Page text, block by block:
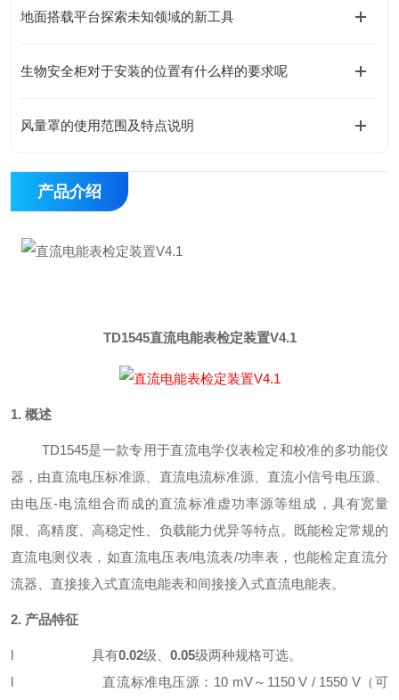
地面搭载平台探索未知领域的新工具
生物安全柜对于安装的位置有什么样的要求呢
风量罩的使用范围及特点说明
产品介绍
TD1545直流电能表检定装置V4.1
1. 概述
TD1545是一款专用于直流电学仪表检定和校准的多功能仪
器，由直流电压标准源、直流电流标准源、直流小信号电压源、
由电压-电流组合而成的直流标准虚功率源等组成，具有宽量
限、高精度、高稳定性、负载能力优异等特点。既能检定常规的
直流电测仪表，如直流电压表/电流表/功率表，也能检定直流分
流器、直接接入式直流电能表和间接接入式直流电能表。
2. 产品特征
l 具有0.02级、 0.05级两种规格可选。
l
直流标准电压源：10 mV～1150 V / 1550 V（可